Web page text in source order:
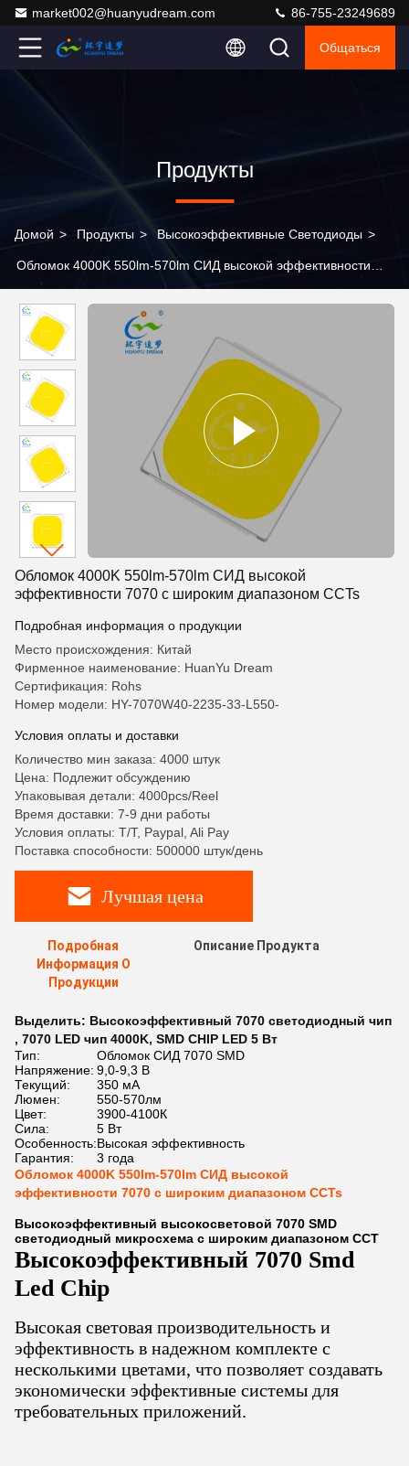
market002@huanyudream.com 86-755-23249689
Общаться
Продукты
Домой > Продукты > Высокоэффективные Светодиоды >
Обломок 4000K 550lm-570lm СИД высокой эффективности
Обломок 4000K 550lm-570lm СИД высокой
эффективности 7070 с широким диапазоном CCTs
Подробная информация о продукции
Место происхождения: Китай
Фирменное наименование: HuanYu Dream
Сертификация: Rohs
Номер модели: HY-7070W40-2235-33-L550-
Условия оплаты и доставки
Количество мин заказа: 4000 штук
Цена: Подлежит обсуждению
Упаковывая детали: 4000pcs/Reel
Время доставки: 7-9 дни работы
Условия оплаты: T/T, Paypal, Ali Pay
Поставка способности: 500000 штук/день
Лучшая цена
Подробная
Информация О
Продукции
Описание Продукта
Выделить: Высокоэффективный 7070 светодиодный чип
, 7070 LED чип 4000K, SMD CHIP LED 5 Вт
Тип:
Обломок СИД 7070 SMD
Напряжение: 9,0-9,3 В
Текущий:
350 мА
Люмен:
550-570лм
Цвет:
3900-4100К
Сила:
5 Вт
Особенность:Высокая эффективность
Гарантия:
3 года
Обломок 4000K 550lm-570lm СИД высокой
эффективности 7070 с широким диапазоном CCTs
Высокоэффективный высокосветовой 7070 SMD
светодиодный микросхема с широким диапазоном CCT
Высокоэффективный 7070 Smd
Led Chip
Высокая световая производительность и
эффективность в надежном комплекте с
несколькими цветами, что позволяет создавать
экономически эффективные системы для
требовательных приложений.